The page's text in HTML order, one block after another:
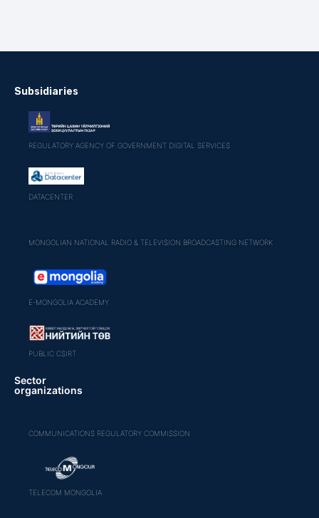
Subsidiaries
REGULATORY AGENCY OF GOVERNMENT DIGITAL SERVICES
DATACENTER
MONGOLIAN NATIONAL RADIO & TELEVISION BROADCASTING NETWORK
E-MONGOLIA ACADEMY
PUBLIC CSIRT
Sector
organizations
COMMUNICATIONS REGULATORY COMMISSION
TELECOM MONGOLIA